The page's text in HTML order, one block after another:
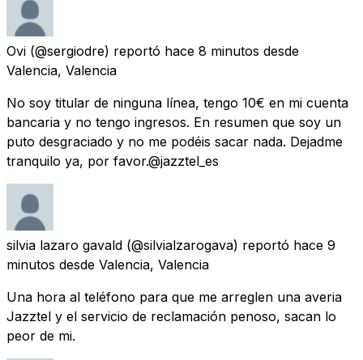
Ovi (@sergiodre) reportó hace 8 minutos desde
Valencia, Valencia
No soy titular de ninguna línea, tengo 10€ en mi cuenta
bancaria y no tengo ingresos. En resumen que soy un
puto desgraciado y no me podéis sacar nada. Dejadme
tranquilo ya, por favor.@jazztel_es
silvia lazaro gavald (@silvialzarogava) reportó hace 9
minutos desde Valencia, Valencia
Una hora al teléfono para que me arreglen una averia
Jazztel y el servicio de reclamación penoso, sacan lo
peor de mi.